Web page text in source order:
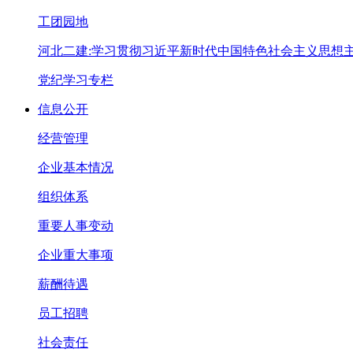
工团园地
河北二建:学习贯彻习近平新时代中国特色社会主义思想
党纪学习专栏
信息公开
经营管理
企业基本情况
组织体系
重要人事变动
企业重大事项
薪酬待遇
员工招聘
社会责任